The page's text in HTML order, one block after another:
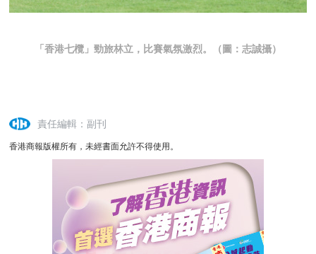
「香港七欖」勁旅林立，比賽氣氛激烈。（圖：志誠攝）
責任編輯：副刊
香港商報版權所有，未經書面允許不得使用。